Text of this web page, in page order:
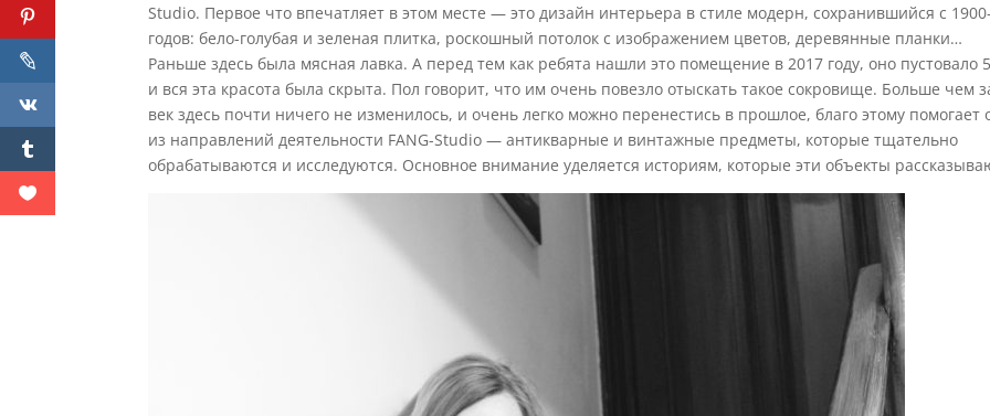
Studio. Первое что впечатляет в этом месте — это дизайн интерьера в стиле модерн, сохранившийся с
годов: бело-голубая и зеленая плитка, роскошный потолок с изображением цветов, деревянные планки…
Раньше здесь была мясная лавка. А перед тем как ребята нашли это помещение в 2017 году, оно пустовало
и вся эта красота была скрыта. Пол говорит, что им очень повезло отыскать такое сокровище. Больше чем
век здесь почти ничего не изменилось, и очень легко можно перенестись в прошлое, благо этому помогает
из направлений деятельности FANG-Studio — антикварные и винтажные предметы, которые тщательно
обрабатываются и исследуются. Основное внимание уделяется историям, которые эти объекты